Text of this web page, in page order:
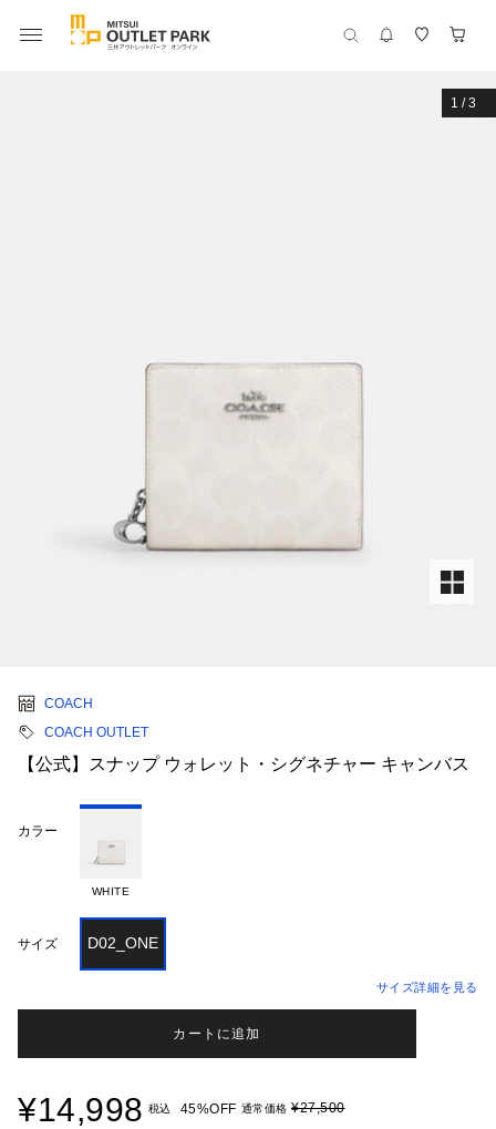
1 /3
COACH
COACH OUTLET
【公式】スナップ ウォレット・シグネチャー キャンバス
カラー
WHITE
サイズ D02_ONE
サイズ詳細を見る
カートに追加
¥14,998 税込 45%OFF 通常価格 ¥27,500